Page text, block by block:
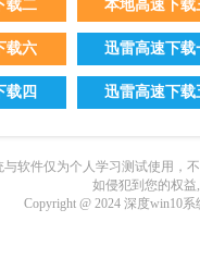
载二 本地高速下载
载六 迅雷高速下载
载四 迅雷高速下载
与软件仅为个人学习测试使用，
如侵犯到您的权
Copyright @ 2024 深度win10